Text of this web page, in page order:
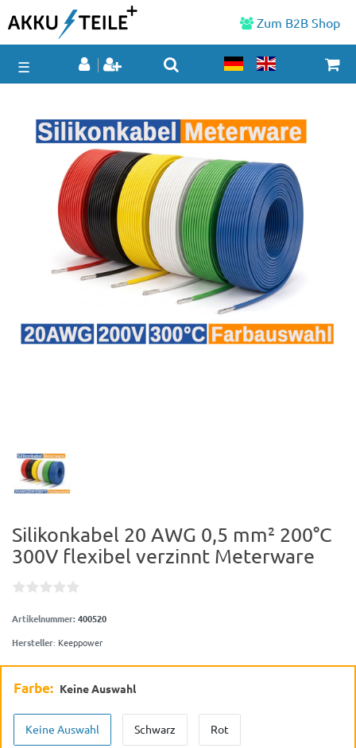
Zum B2B Shop
☰
Silikonkabel 20 AWG 0,5 mm² 200°C
300V flexibel verzinnt Meterware
Artikelnummer:400520
Hersteller: Keeppower
Farbe: Keine Auswahl
Keine Auswahl Schwarz Rot